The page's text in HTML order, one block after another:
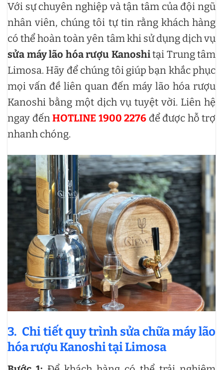
Với sự chuyên nghiệp và tận tâm của đội ngũ
nhân viên, chúng tôi tự tin rằng khách hàng
có thể hoàn toàn yên tâm khi sử dụng dịch vụ
sửa máy lão hóa rượu Kanoshitại Trung tâm
Limosa. Hãy để chúng tôi giúp bạn khắc phục
mọi vấn đề liên quan đến máy lão hóa rượu
Kanoshi bằng một dịch vụ tuyệt vời. Liên hệ
ngay đếnHOTLINE 1900 2276 để được hỗ trợ
nhanh chóng.
3. Chi tiết quy trình sửa chữa máy lão
hóa rượu Kanoshi tại Limosa